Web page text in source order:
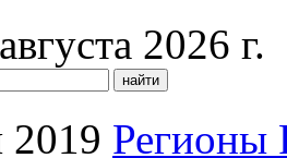
2026 г.
2019 Регионы